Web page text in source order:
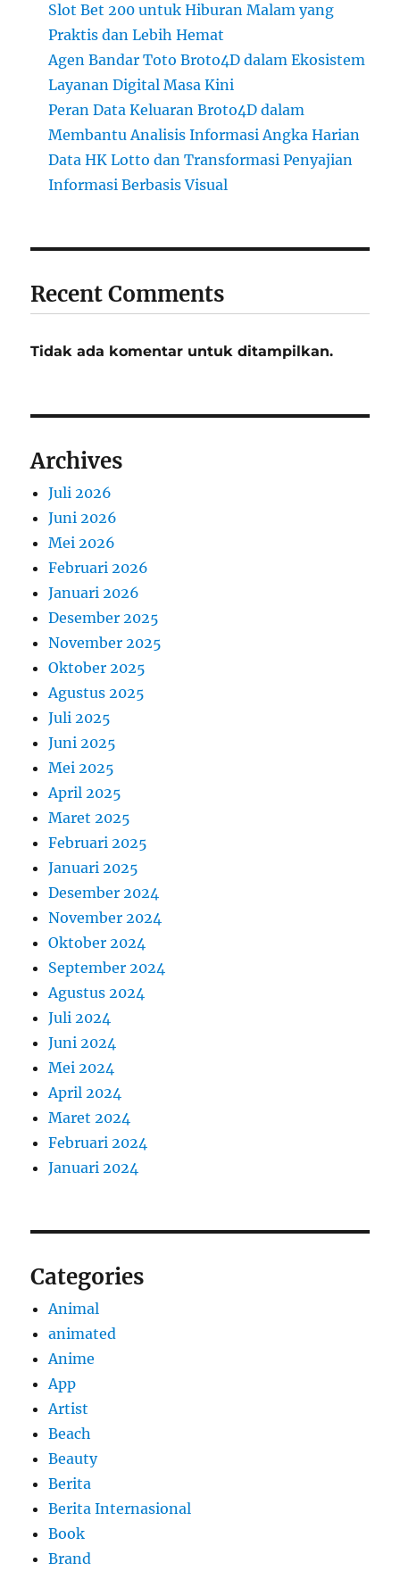
Slot Bet 200 untuk Hiburan Malam yang
Praktis dan Lebih Hemat
Agen Bandar Toto Broto4D dalam Ekosistem
Layanan Digital Masa Kini
Peran Data Keluaran Broto4D dalam
Membantu Analisis Informasi Angka Harian
Data HK Lotto dan Transformasi Penyajian
Informasi Berbasis Visual
Recent Comments
Tidak ada komentar untuk ditampilkan.
Archives
Juli 2026
Juni 2026
Mei 2026
Februari 2026
Januari 2026
Desember 2025
November 2025
Oktober 2025
Agustus 2025
Juli 2025
Juni 2025
Mei 2025
April 2025
Maret 2025
Februari 2025
Januari 2025
Desember 2024
November 2024
Oktober 2024
September 2024
Agustus 2024
Juli 2024
Juni 2024
Mei 2024
April 2024
Maret 2024
Februari 2024
Januari 2024
Categories
Animal
animated
Anime
App
Artist
Beach
Beauty
Berita
Berita Internasional
Book
Brand